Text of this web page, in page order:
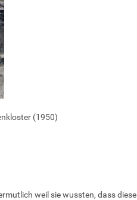
(1950)
weil sie wussten, dass diese